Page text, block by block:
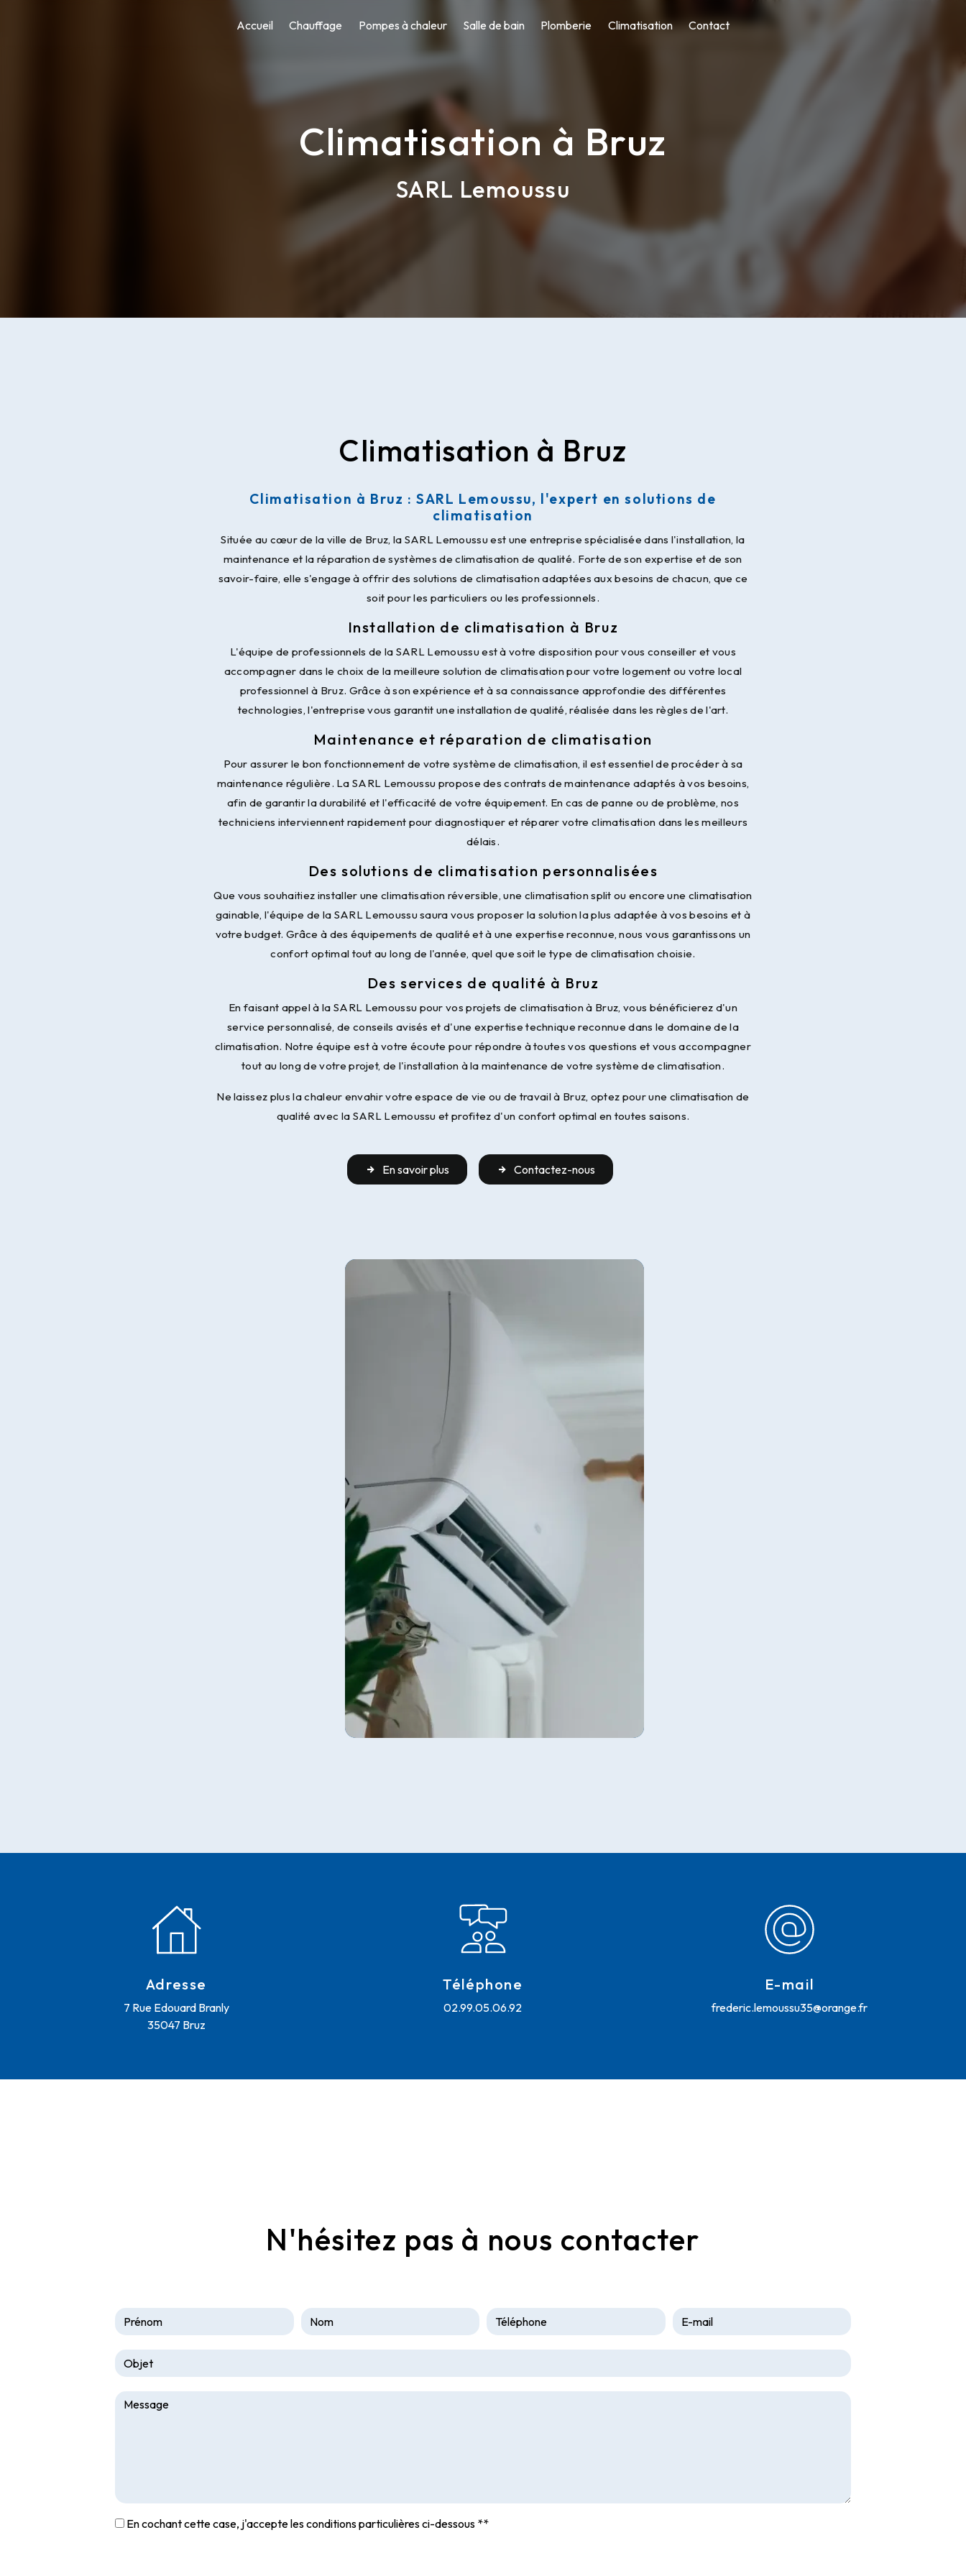
Accueil Chauffage Pompes à chaleur Salle de bain Plomberie Climatisation Contact
Climatisation à Bruz
SARL Lemoussu
Climatisation à Bruz
Climatisation à Bruz : SARL Lemoussu, l'expert en solutions de
climatisation
Située au cœur de la ville de Bruz, la SARL Lemoussu est une entreprise spécialisée dans l'installation, la
maintenance et la réparation de systèmes de climatisation de qualité. Forte de son expertise et de son
savoir-faire, elle s'engage à offrir des solutions de climatisation adaptées aux besoins de chacun, que ce
soit pour les particuliers ou les professionnels.
Installation de climatisation à Bruz
L'équipe de professionnels de la SARL Lemoussu est à votre disposition pour vous conseiller et vous
accompagner dans le choix de la meilleure solution de climatisation pour votre logement ou votre local
professionnel à Bruz. Grâce à son expérience et à sa connaissance approfondie des différentes
technologies, l'entreprise vous garantit une installation de qualité, réalisée dans les règles de l'art.
Maintenance et réparation de climatisation
Pour assurer le bon fonctionnement de votre système de climatisation, il est essentiel de procéder à sa
maintenance régulière. La SARL Lemoussu propose des contrats de maintenance adaptés à vos besoins,
afin de garantir la durabilité et l'efficacité de votre équipement. En cas de panne ou de problème, nos
techniciens interviennent rapidement pour diagnostiquer et réparer votre climatisation dans les meilleurs
délais.
Des solutions de climatisation personnalisées
Que vous souhaitiez installer une climatisation réversible, une climatisation split ou encore une climatisation
gainable, l'équipe de la SARL Lemoussu saura vous proposer la solution la plus adaptée à vos besoins et à
votre budget. Grâce à des équipements de qualité et à une expertise reconnue, nous vous garantissons un
confort optimal tout au long de l'année, quel que soit le type de climatisation choisie.
Des services de qualité à Bruz
En faisant appel à la SARL Lemoussu pour vos projets de climatisation à Bruz, vous bénéficierez d'un
service personnalisé, de conseils avisés et d'une expertise technique reconnue dans le domaine de la
climatisation. Notre équipe est à votre écoute pour répondre à toutes vos questions et vous accompagner
tout au long de votre projet, de l'installation à la maintenance de votre système de climatisation.
Ne laissez plus la chaleur envahir votre espace de vie ou de travail à Bruz, optez pour une climatisation de
qualité avec la SARL Lemoussu et profitez d'un confort optimal en toutes saisons.
En savoir plus Contactez-nous
Adresse
7 Rue Edouard Branly
35047 Bruz
Téléphone
02.99.05.06.92
E-mail
frederic.lemoussu35@orange.fr
N'hésitez pas à nous contacter
En cochant cette case, j'accepte les conditions particulières ci-dessous **